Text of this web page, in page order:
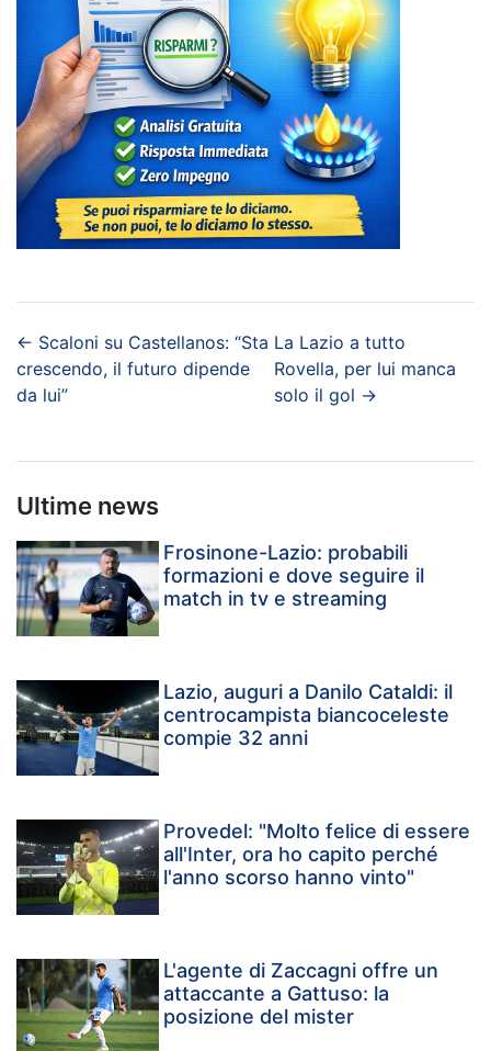
← Scaloni su Castellanos: “Sta
crescendo, il futuro dipende
da lui”
La Lazio a tutto
Rovella, per lui manca
solo il gol →
Ultime news
Frosinone-Lazio: probabili
formazioni e dove seguire il
match in tv e streaming
Lazio, auguri a Danilo Cataldi: il
centrocampista biancoceleste
compie 32 anni
Provedel: "Molto felice di essere
all'Inter, ora ho capito perché
l'anno scorso hanno vinto"
L'agente di Zaccagni offre un
attaccante a Gattuso: la
posizione del mister